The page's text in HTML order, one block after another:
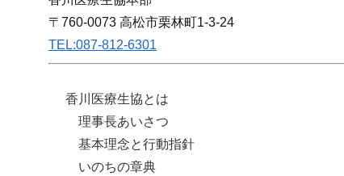
〒760-0073 高松市栗林町1-3-24
TEL:087-812-6301
香川医療生協とは
理事長あいさつ
基本理念と行動指針
いのちの章典